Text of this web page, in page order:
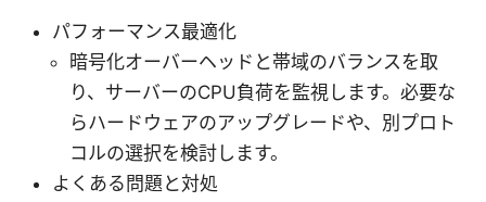
パフォーマンス最適化
暗号化オーバーヘッドと帯域のバランスを取
り、サーバーのCPU負荷を監視します。必要な
らハードウェアのアップグレードや、別プロト
コルの選択を検討します。
よくある問題と対処